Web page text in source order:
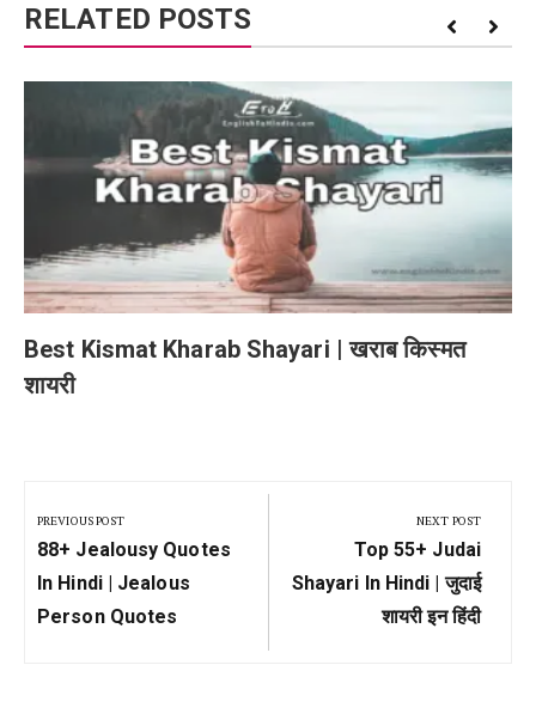
RELATED POSTS
Best Kismat Kharab Shayari | खराब किस्मत
शायरी
navigation
PREVIOUS POST
Previous
Post:
88+ Jealousy Quotes
In Hindi | Jealous
Person Quotes
NEXT POST
Next
Post:
Top 55+ Judai
Shayari In Hindi | जुदाई
शायरी इन हिंदी